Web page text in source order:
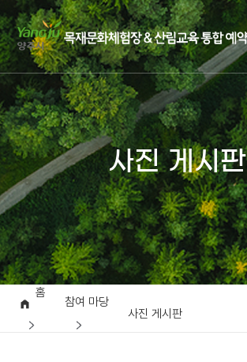
사진 게시판
홈
참여 마당
사진 게시판